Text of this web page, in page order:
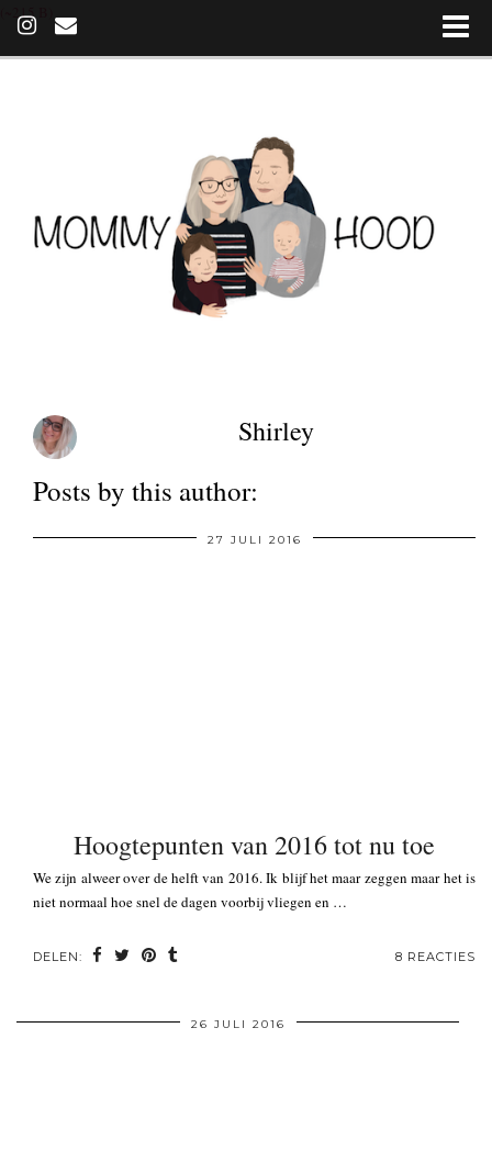
(~215 B)
Shirley
Posts by this author:
27 JULI 2016
Hoogtepunten van 2016 tot nu toe
We zijn alweer over de helft van 2016. Ik blijf het maar zeggen maar het is
niet normaal hoe snel de dagen voorbij vliegen en …
DELEN: 8 REACTIES
26 JULI 2016